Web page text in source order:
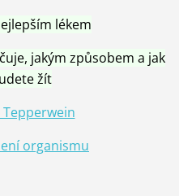
lékem
jakým způsobem a jak
žít
organismu